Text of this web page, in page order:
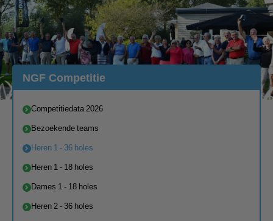
NGF Competitie
Competitiedata 2026
Bezoekende teams
Heren 1 - 36 holes
Heren 1 - 18 holes
Dames 1 - 18 holes
Heren 2 - 36 holes